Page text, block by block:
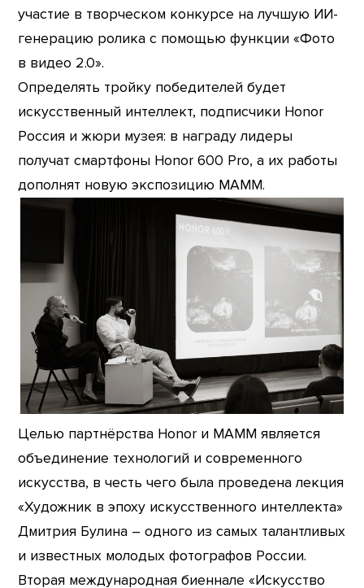
участие в творческом конкурсе на лучшую ИИ-
генерацию ролика с помощью функции «Фото
в видео 2.0».
Определять тройку победителей будет
искусственный интеллект, подписчики Honor
Россия и жюри музея: в награду лидеры
получат смартфоны Honor 600 Pro, а их работы
дополнят новую экспозицию МАММ.
Целью партнёрства Honor и МАММ является
объединение технологий и современного
искусства, в честь чего была проведена лекция
«Художник в эпоху искусственного интеллекта»
Дмитрия Булина – одного из самых талантливых
и известных молодых фотографов России.
Вторая международная биеннале «Искусство